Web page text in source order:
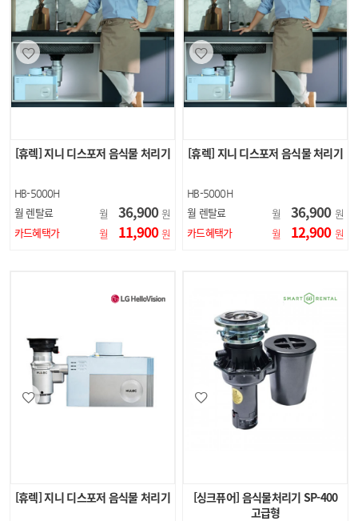
[휴렉] 지니 디스포저 음식물 처리기
HB-5000H
월 렌탈료 월 36,900 원
카드혜택가
월 11,900 원
[휴렉] 지니 디스포저 음식물 처리기
HB-5000H
월 렌탈료 월 36,900 원
카드혜택가
월 12,900 원
[휴렉] 지니 디스포저 음식물 처리기
[싱크퓨어] 음식물처리기 SP-400
고급형